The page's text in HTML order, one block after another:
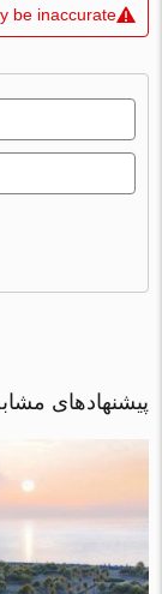
be inaccurate
پیشنهادهای